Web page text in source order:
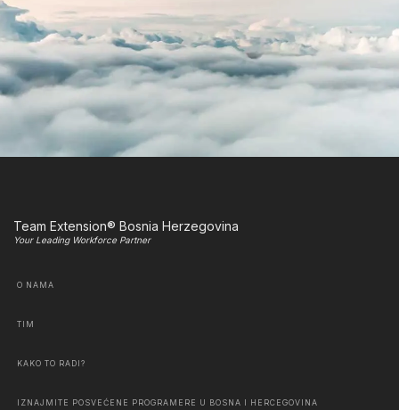
Team Extension® Bosnia Herzegovina
Your Leading Workforce Partner
O NAMA
TIM
KAKO TO RADI?
IZNAJMITE POSVEĆENE PROGRAMERE U BOSNA I HERCEGOVINA